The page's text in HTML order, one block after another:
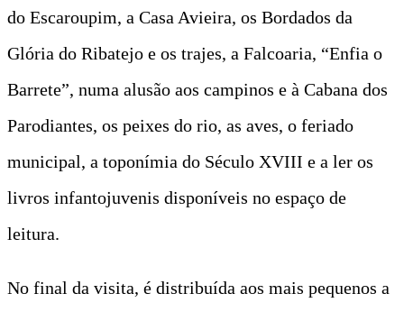
do Escaroupim, a Casa Avieira, os Bordados da
Glória do Ribatejo e os trajes, a Falcoaria, “Enfia o
Barrete”, numa alusão aos campinos e à Cabana dos
Parodiantes, os peixes do rio, as aves, o feriado
municipal, a toponímia do Século XVIII e a ler os
livros infantojuvenis disponíveis no espaço de
leitura.
No final da visita, é distribuída aos mais pequenos a